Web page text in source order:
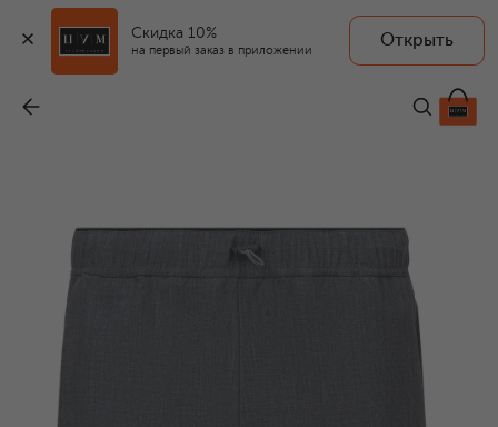
Скидка 10%
на первый заказ в приложении
Открыть
BOGNER FIRE+ICE